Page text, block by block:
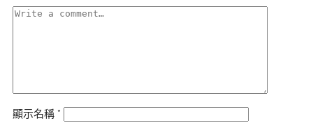
顯示名稱 *